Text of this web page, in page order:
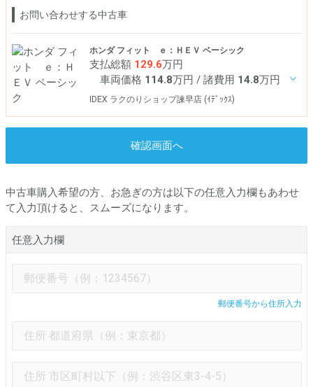
お問い合わせする中古車
ホンダ フィット ｅ：ＨＥＶ ベーシック
支払総額 129.6万円
車両価格 114.8万円 / 諸費用 14.8万円
IDEX ラクのりショップ諫早店 (ｲﾃﾞｯｸｽ)
確認画面へ
中古車購入希望の方、お急ぎの方は以下の任意入力欄もあわせ
て入力頂けると、スムーズになります。
任意入力欄
郵便番号から住所入力